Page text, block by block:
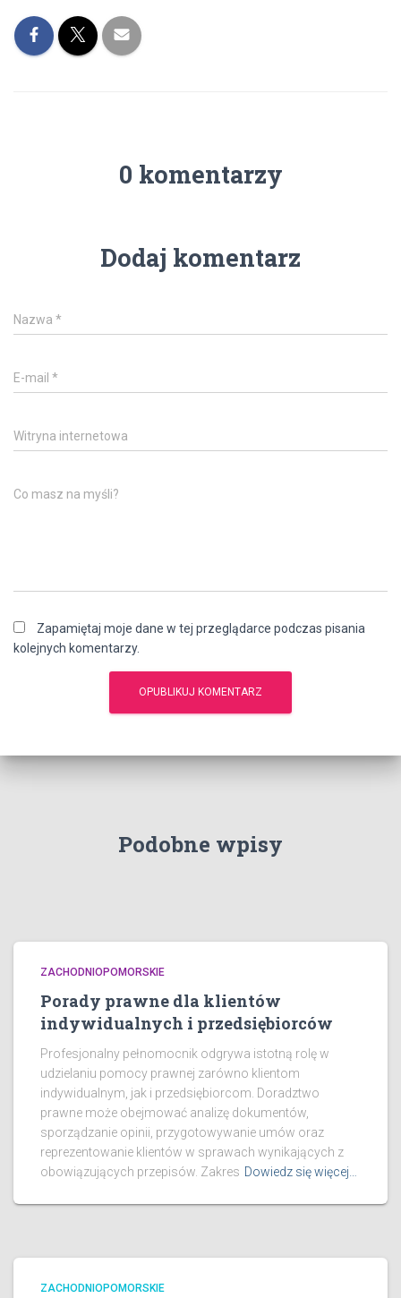
0 komentarzy
Dodaj komentarz
Nazwa *
E-mail *
Witryna internetowa
Co masz na myśli?
Zapamiętaj moje dane w tej przeglądarce podczas pisania
kolejnych komentarzy.
Podobne wpisy
ZACHODNIOPOMORSKIE
Porady prawne dla klientów
indywidualnych i przedsiębiorców
Profesjonalny pełnomocnik odgrywa istotną rolę w
udzielaniu pomocy prawnej zarówno klientom
indywidualnym, jak i przedsiębiorcom. Doradztwo
prawne może obejmować analizę dokumentów,
sporządzanie opinii, przygotowywanie umów oraz
reprezentowanie klientów w sprawach wynikających z
obowiązujących przepisów. Zakres Dowiedz się więcej…
ZACHODNIOPOMORSKIE